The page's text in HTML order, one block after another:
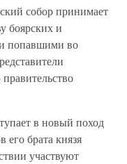
собор принимает
боярских и
попавшими во
в новый поход
его брата князя
участвуют